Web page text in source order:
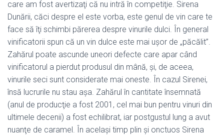
care am fost avertizaţi că nu intră în competiţie. Sirena
Dunării, căci despre el este vorba, este genul de vin care te
face să îţi schimbi părerea despre vinurile dulci. În general
vinificatorii spun că un vin dulce este mai uşor de „păcălit”.
Zahărul poate ascunde uneori defecte care apar când
vinificatorul a pierdut produsul din mână, şi, de aceea,
vinurile seci sunt considerate mai oneste. În cazul Sirenei,
însă lucrurile nu stau aşa. Zahărul în cantitate însemnată
(anul de producţie a fost 2001, cel mai bun pentru vinuri din
ultimele decenii) a fost echilibrat, iar postgustul lung a avut
nuanţe de caramel. În acelaşi timp plin şi onctuos Sirena